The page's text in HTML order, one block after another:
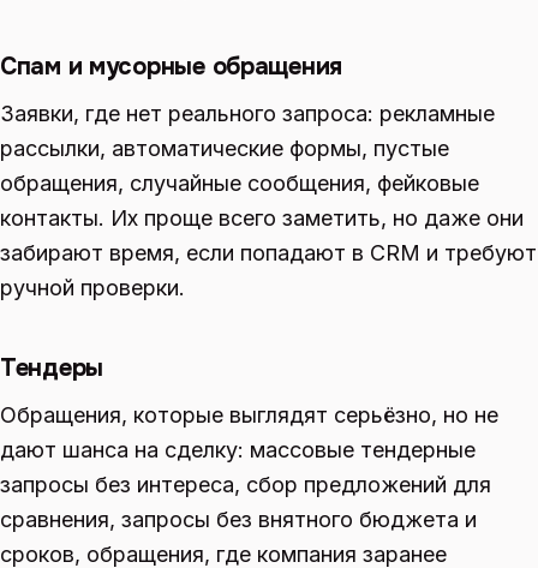
Спам и мусорные обращения
Заявки, где нет реального запроса: рекламные
рассылки, автоматические формы, пустые
обращения, случайные сообщения, фейковые
контакты. Их проще всего заметить, но даже они
забирают время, если попадают в CRM и требуют
ручной проверки.
Тендеры
Обращения, которые выглядят серьёзно, но не
дают шанса на сделку: массовые тендерные
запросы без интереса, сбор предложений для
сравнения, запросы без внятного бюджета и
сроков, обращения, где компания заранее